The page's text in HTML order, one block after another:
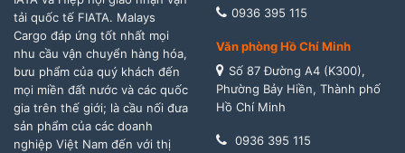
tải quốc tế FIATA. Malays
Cargo đáp ứng tốt nhất mọi
nhu cầu vận chuyển hàng hóa,
bưu phẩm của quý khách đến
mọi miền đất nước và các quốc
gia trên thế giới; là cầu nối đưa
sản phẩm của các doanh
nghiệp Việt Nam đến với thị
0936 395 115
Văn phòng Hồ Chí Minh
Số 87 Đường A4 (K300),
Phường Bảy Hiền, Thành phố
Hồ Chí Minh
0936 395 115